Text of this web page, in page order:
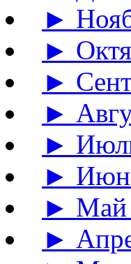
►
►
►
►
►
►
► Май
►